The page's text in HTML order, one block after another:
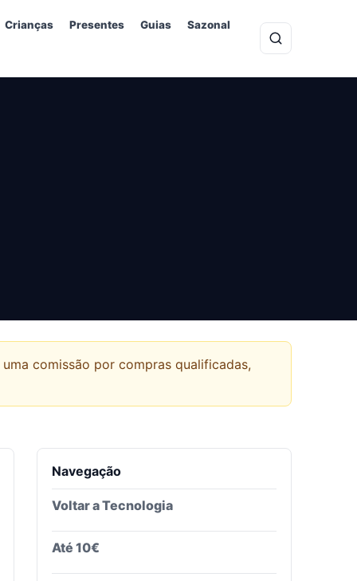
Crianças Presentes Guias Sazonal
comissão por compras qualificadas,
Navegação
Voltar aTecnologia
Até 10€